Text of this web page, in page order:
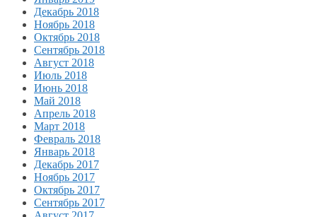
Декабрь 2018
Ноябрь 2018
Октябрь 2018
Сентябрь 2018
Август 2018
Июль 2018
Июнь 2018
Май 2018
Апрель 2018
Март 2018
Февраль 2018
Январь 2018
Декабрь 2017
Ноябрь 2017
Октябрь 2017
Сентябрь 2017